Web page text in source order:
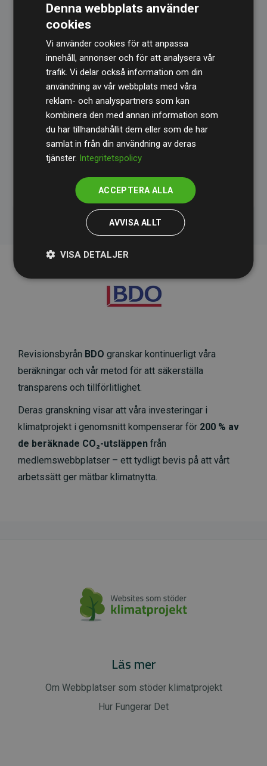
motsvarar dubbelt så mycket CO₂ som
webbplatsens beräknade utsläpp.
Alla projekt verifieras genomGold Standard
vilket säkerställer hög kvalitet, faktisk klimatnytta
och full transparens. Du kan läsa mer om de
specifika projektenhär.
initiativet Webbplatser som stöder klimatprojekt
Revisionsbyrån BDO granskar kontinuerligt våra
beräkningar och vår metod för att säkerställa
transparens och tillförlitlighet.
Deras granskning visar att våra investeringar i
klimatprojekt i genomsnitt kompenserar för 200 % av
de beräknade CO₂-utsläppen från
medlemswebbplatser – ett tydligt bevis på att vårt
arbetssätt ger mätbar klimatnytta.
Läs mer
Om Webbplatser som stöder klimatprojekt
Hur Fungerar Det
Denna webbplats använder
cookies
Vi använder cookies för att anpassa
innehåll, annonser och för att analysera vår
trafik. Vi delar också information om din
användning av vår webbplats med våra
reklam- och analyspartners som kan
kombinera den med annan information som
du har tillhandahållit dem eller som de har
samlat in från din användning av deras
tjänster. Integritetspolicy
ACCEPTERA ALLA
AVVISA ALLT
VISA DETALJER